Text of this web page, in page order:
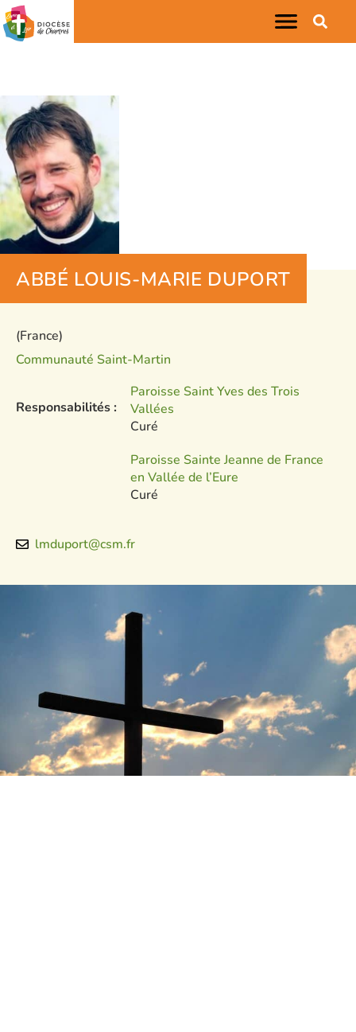
ABBÉ LOUIS-MARIE DUPORT
(France)
Communauté Saint-Martin
Responsabilités :
Paroisse Saint Yves des Trois
Vallées
Curé
Paroisse Sainte Jeanne de France
en Vallée de l’Eure
Curé
lmduport@csm.fr